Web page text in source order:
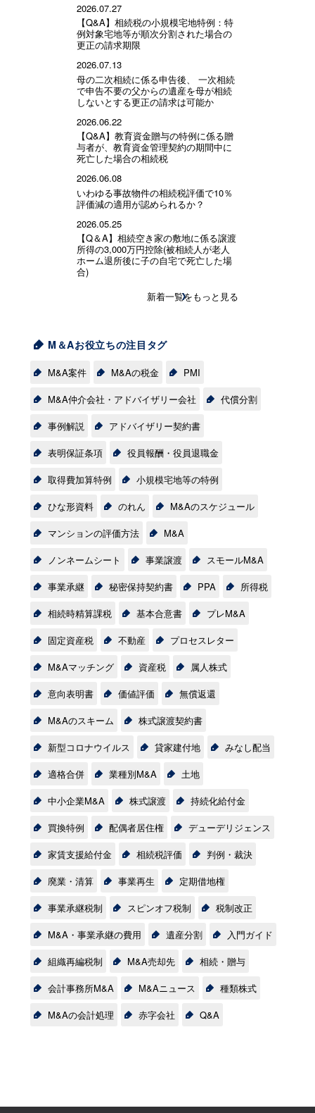
2026.07.27
【Q&A】相続税の小規模宅地特例：特
例対象宅地等が順次分割された場合の
更正の請求期限
2026.07.13
母の二次相続に係る申告後、 一次相続
で申告不要の父からの遺産を母が相続
しないとする更正の請求は可能か
2026.06.22
【Q&A】教育資金贈与の特例に係る贈
与者が、教育資金管理契約の期間中に
死亡した場合の相続税
2026.06.08
いわゆる事故物件の相続税評価で10％
評価減の適用が認められるか？
2026.05.25
【Q＆A】相続空き家の敷地に係る譲渡
所得の3,000万円控除(被相続人が老人
ホーム退所後に子の自宅で死亡した場
合)
新着一覧をもっと見る
M＆Aお役立ちの注目タグ
M&A案件 M&Aの税金
PMI
M&A仲介会社・アドバイザリー会社
代償分割
事例解説
アドバイザリー契約書
表明保証条項
役員報酬・役員退職金
取得費加算特例
小規模宅地等の特例
ひな形資料
のれん
M&Aのスケジュール
マンションの評価方法
M&A
ノンネームシート
事業譲渡
スモールM&A
事業承継
秘密保持契約書 PPA
所得税
相続時精算課税
基本合意書
プレM&A
固定資産税
不動産
プロセスレター
M&Aマッチング
資産税
属人株式
意向表明書
価値評価
無償返還
M&Aのスキーム
株式譲渡契約書
新型コロナウイルス
貸家建付地
みなし配当
適格合併
業種別M&A
土地
中小企業M&A
株式譲渡
持続化給付金
買換特例
配偶者居住権
デューデリジェンス
家賃支援給付金
相続税評価
判例・裁決
廃業・清算
事業再生
定期借地権
事業承継税制
スピンオフ税制
税制改正
M&A・事業承継の費用
遺産分割
入門ガイド
組織再編税制
M&A売却先
相続・贈与
会計事務所M&A
M&Aニュース
種類株式
M&Aの会計処理
赤字会社 Q&A